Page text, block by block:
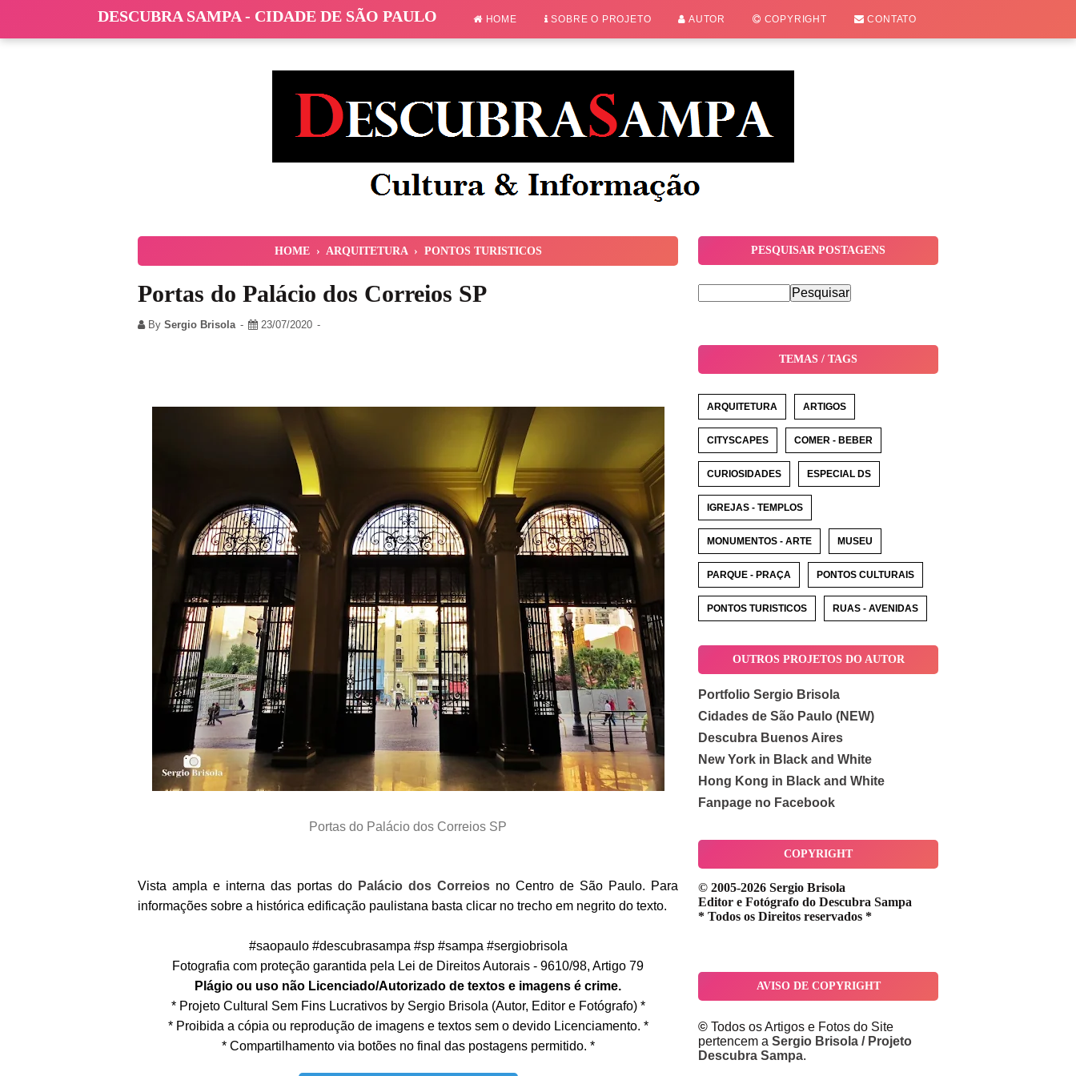
DESCUBRA SAMPA - CIDADE DE SÃO PAULO HOME SOBRE O PROJETO AUTOR COPYRIGHT CONTATO
HOME › ARQUITETURA › PONTOS TURISTICOS
Portas do Palácio dos Correios SP
By Sergio Brisola 23/07/2020
Portas do Palácio dos Correios SP
Vista ampla e interna das portas do Palácio dos Correios no Centro de São Paulo. Para
informações sobre a histórica edificação paulistana basta clicar no trecho em negrito do texto.
#saopaulo #descubrasampa #sp #sampa #sergiobrisola
Fotografia com proteção garantida pela Lei de Direitos Autorais - 9610/98, Artigo 79
Plágio ou uso não Licenciado/Autorizado de textos e imagens é crime.
* Projeto Cultural Sem Fins Lucrativos by Sergio Brisola (Autor, Editor e Fotógrafo) *
* Proibida a cópia ou reprodução de imagens e textos sem o devido Licenciamento. *
* Compartilhamento via botões no final das postagens permitido. *
PESQUISAR POSTAGENS
TEMAS / TAGS
ARQUITETURA ARTIGOS
CITYSCAPES COMER - BEBER
CURIOSIDADES ESPECIAL DS
IGREJAS - TEMPLOS
MONUMENTOS - ARTE MUSEU
PARQUE - PRAÇA PONTOS CULTURAIS
PONTOS TURISTICOS RUAS - AVENIDAS
OUTROS PROJETOS DO AUTOR
Portfolio Sergio Brisola
Cidades de São Paulo (NEW)
Descubra Buenos Aires
New York in Black and White
Hong Kong in Black and White
Fanpage no Facebook
COPYRIGHT
© 2005-2026 Sergio Brisola
Editor e Fotógrafo do Descubra Sampa
* Todos os Direitos reservados *
AVISO DE COPYRIGHT
© Todos os Artigos e Fotos do Site
pertencem a Sergio Brisola / Projeto
Descubra Sampa.